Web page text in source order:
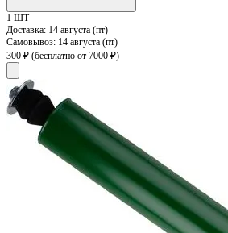
1 ШТ
Доставка: 14 августа (пт)
Самовывоз: 14 августа (пт)
300 ₽ (бесплатно от 7000 ₽)